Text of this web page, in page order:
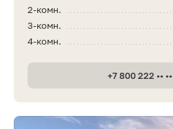
2-комн.
3-комн.
4-комн.
+7 800 222 •• ••